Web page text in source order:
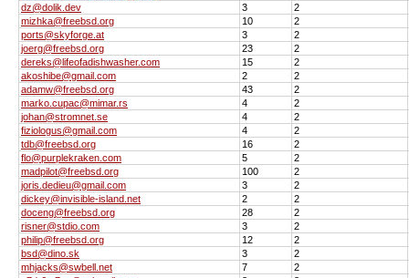
dz@dolik.dev
3
2
mizhka@freebsd.org
10
2
ports@skyforge.at
3
2
joerg@freebsd.org
23
2
dereks@lifeofadishwasher.com
15
2
akoshibe@gmail.com
2
2
adamw@freebsd.org
43
2
marko.cupac@mimar.rs
4
2
johan@stromnet.se
4
2
fiziologus@gmail.com
4
2
tdb@freebsd.org
16
2
flo@purplekraken.com
5
2
madpilot@freebsd.org
100
2
joris.dedieu@gmail.com
3
2
dickey@invisible-island.net
2
2
doceng@freebsd.org
28
2
risner@stdio.com
3
2
philip@freebsd.org
12
2
bsd@dino.sk
3
2
mhjacks@swbell.net
7
2